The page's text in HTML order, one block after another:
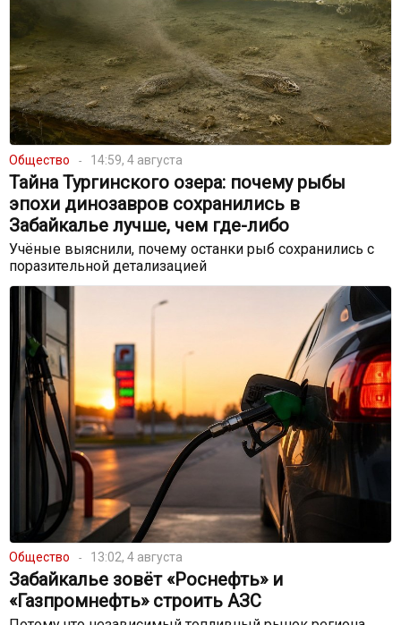
Общество 14:59, 4 августа
Тайна Тургинского озера: почему рыбы
эпохи динозавров сохранились в
Забайкалье лучше, чем где-либо
Учёные выяснили, почему останки рыб сохранились с
поразительной детализацией
Общество 13:02, 4 августа
Забайкалье зовёт «Роснефть» и
«Газпромнефть» строить АЗС